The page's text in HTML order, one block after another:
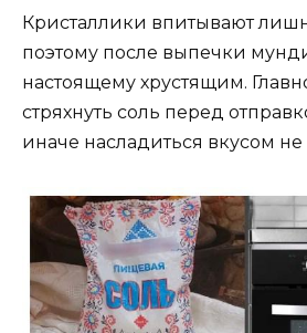
Кристаллики впитывают
поэтому после выпечки
настоящему хрустящим.
стряхнуть соль перед
иначе насладиться вкусом не